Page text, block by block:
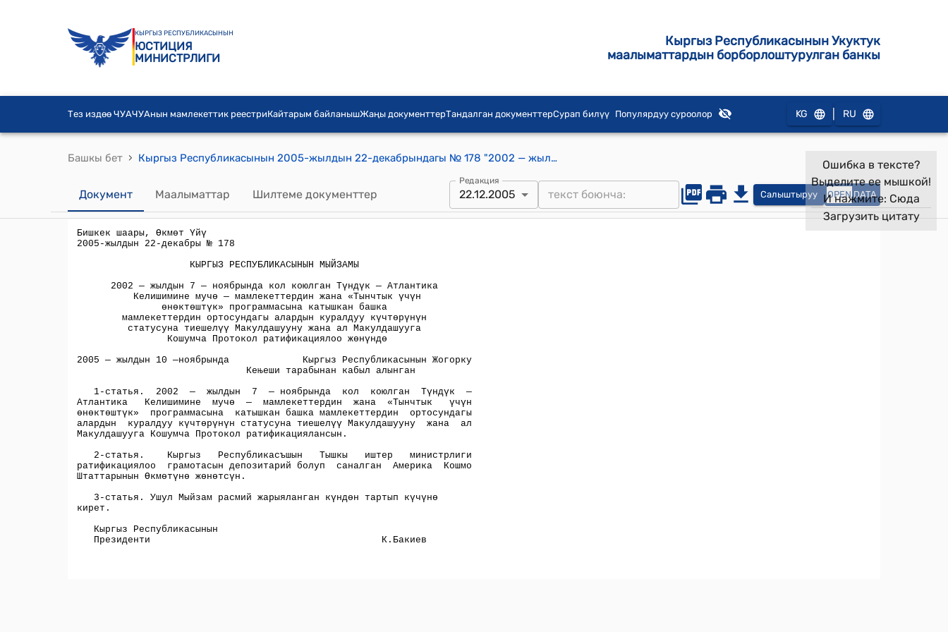
КЫРГЫЗ РЕСПУБЛИКАСЫНЫН
ЮСТИЦИЯ
МИНИСТРЛИГИ
Кыргыз Республикасынын Укуктук
маалыматтардын борборлоштурулган банкы
Тез издөө ЧУАЧУАнын мамлекеттик реестриКайтарым байланышЖаңы документтерТандалган документтерСурап билүү Популярдуу суроолор KG RU
Башкы бет › Кыргыз Республикасынын 2005-жылдын 22-декабрындагы № 178 "2002 — жылдын 7 — ноябрында кол коюлган Түндүк — Атлантика Келишимине мучө — мамлекеттердин жана «Тынчтык үчүн өнөктөштүк» программасына катышкан башка мамлекеттердин ортосундагы алардын куралдуу күчтөрүнүн статусуна тиешелүү Макулдашууну жана ал Макулдашууга Кошумча Протокол ратификациялоо жөнүндө" Мыйзамы
Документ Маалыматтар Шилтеме документтер
Редакция
22.12.2005 Салыштыруу OPEN DATA
Ошибка в тексте?
Выделите ее мышкой!
И нажмите: Сюда
Загрузить цитату